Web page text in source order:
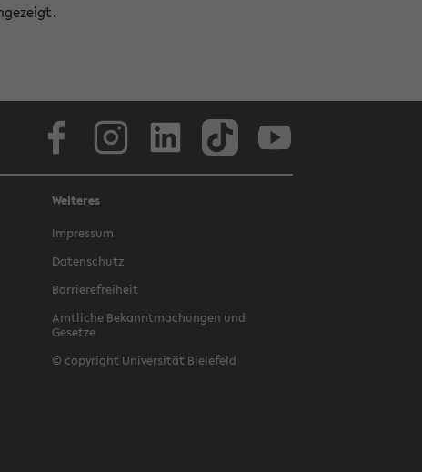
Weiteres
Impressum
Datenschutz
Barrierefreiheit
Amtliche Bekanntmachungen und
Gesetze
© copyright Universität Bielefeld